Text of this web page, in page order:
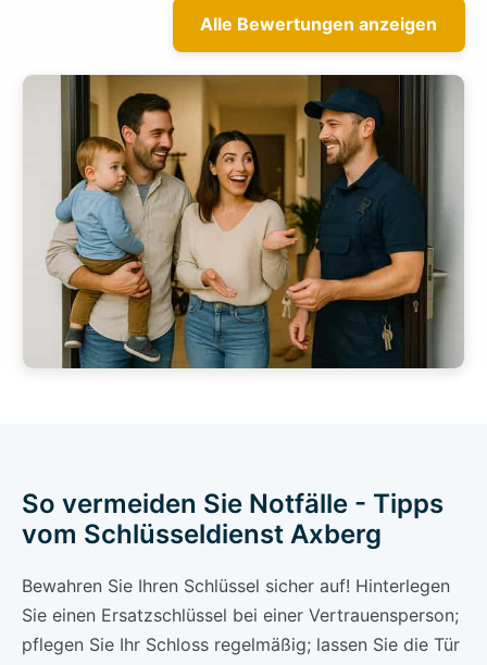
Alle Bewertungen anzeigen
So vermeiden Sie Notfälle - Tipps
vom Schlüsseldienst Axberg
Bewahren Sie Ihren Schlüssel sicher auf! Hinterlegen
Sie einen Ersatzschlüssel bei einer Vertrauensperson;
pflegen Sie Ihr Schloss regelmäßig; lassen Sie die Tür